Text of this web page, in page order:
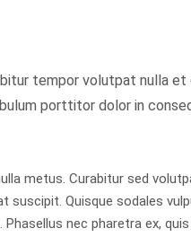
tempor volutpat nulla
porttitor dolor in
metus. Curabitur sed
Quisque sodales
nec pharetra ex,